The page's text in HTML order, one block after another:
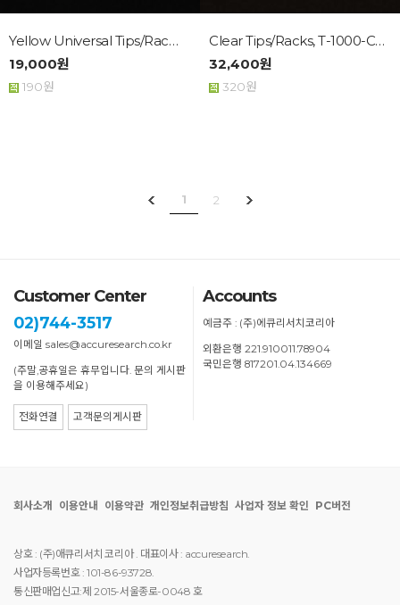
Yellow Universal Tips/Racks,...
19,000원
190원
Clear Tips/Racks, T-1000-C,1...
32,400원
320원
1 2
Customer Center
02)744-3517
이메일 sales@accuresearch.co.kr
(주말,공휴일은 휴무입니다. 문의 게시판
을 이용해주세요)
전화연결 고객문의게시판
Accounts
예금주 : (주)에큐리서치코리아
외환은행 221.910011.78904
국민은행 817201.04.134669
회사소개 이용안내 이용약관 개인정보취급방침 사업자 정보 확인 PC버전
상호 : (주)애큐리서치 코리아 . 대표이사 : accuresearch.
사업자등록번호 : 101-86-93728.
통신판매업신고:제 2015-서울종로-0048 호